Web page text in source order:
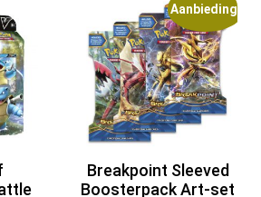
Aanbieding!
Breakpoint Sleeved
Boosterpack Art-set